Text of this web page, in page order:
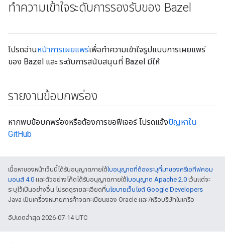
ทำความเข้าใจระดับการรองรับของ Bazel
โปรดอ่านหน้าการเผยแพร่เพื่อทำความเข้าใจรูปแบบการเผยแพร่
ของ Bazel และ ระดับการสนับสนุนที่ Bazel มีให้
รายงานข้อบกพร่อง
หากพบข้อบกพร่องหรือต้องการขอฟีเจอร์ โปรดแจ้งปัญหาใน
GitHub
เนื้อหาของหน้าเว็บนี้ได้รับอนุญาตภายใต้ใบอนุญาตที่ต้องระบุที่มาของครีเอทีฟคอม
มอนส์ 4.0 และตัวอย่างโค้ดได้รับอนุญาตภายใต้ใบอนุญาต Apache 2.0 เว้นแต่จะ
ระบุไว้เป็นอย่างอื่น โปรดดูรายละเอียดที่นโยบายเว็บไซต์ Google Developers
Java เป็นเครื่องหมายการค้าจดทะเบียนของ Oracle และ/หรือบริษัทในเครือ
อัปเดตล่าสุด 2026-07-14 UTC